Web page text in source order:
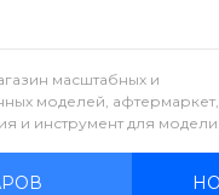
масштабных и
моделей, афтермаркет,
и инструмент для